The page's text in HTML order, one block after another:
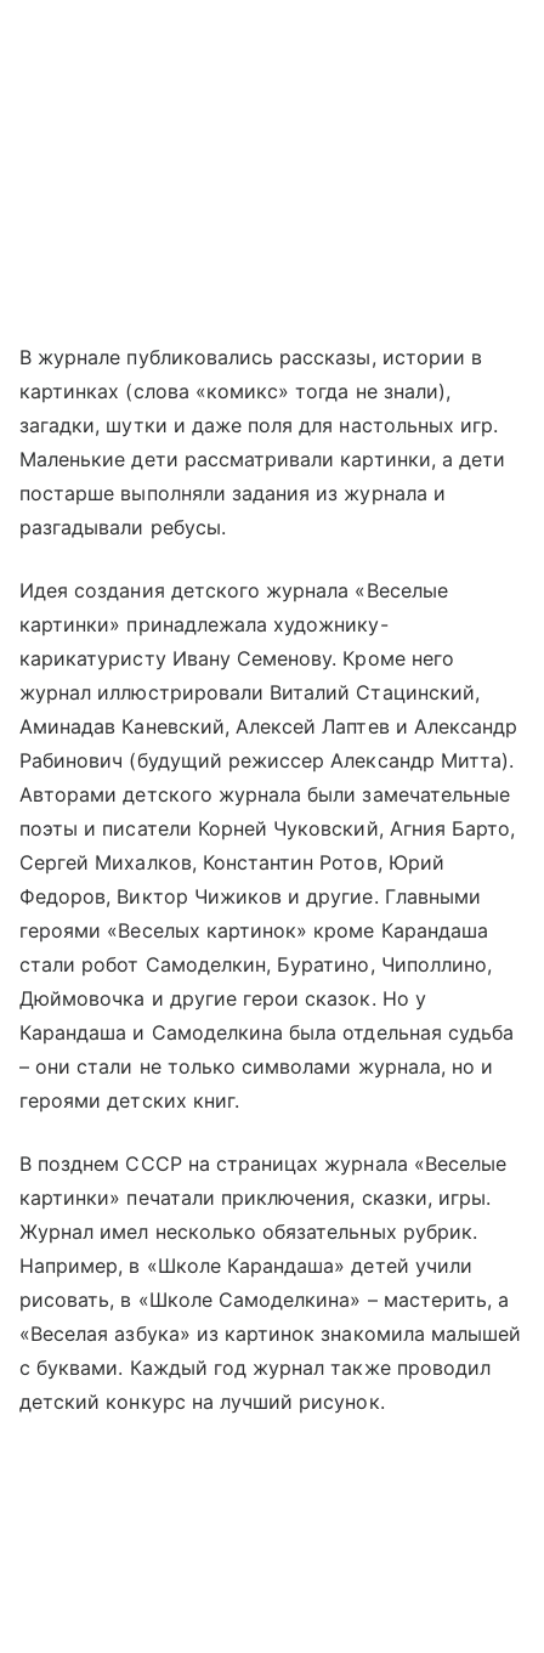
В журнале публиковались рассказы, истории в
картинках (слова «комикс» тогда не знали),
загадки, шутки и даже поля для настольных игр.
Маленькие дети рассматривали картинки, а дети
постарше выполняли задания из журнала и
разгадывали ребусы.
Идея создания детского журнала «Веселые
картинки» принадлежала художнику-
карикатуристу Ивану Семенову. Кроме него
журнал иллюстрировали Виталий Стацинский,
Аминадав Каневский, Алексей Лаптев и Александр
Рабинович (будущий режиссер Александр Митта).
Авторами детского журнала были замечательные
поэты и писатели Корней Чуковский, Агния Барто,
Сергей Михалков, Константин Ротов, Юрий
Федоров, Виктор Чижиков и другие. Главными
героями «Веселых картинок» кроме Карандаша
стали робот Самоделкин, Буратино, Чиполлино,
Дюймовочка и другие герои сказок. Но у
Карандаша и Самоделкина была отдельная судьба
– они стали не только символами журнала, но и
героями детских книг.
В позднем СССР на страницах журнала «Веселые
картинки» печатали приключения, сказки, игры.
Журнал имел несколько обязательных рубрик.
Например, в «Школе Карандаша» детей учили
рисовать, в «Школе Самоделкина» – мастерить, а
«Веселая азбука» из картинок знакомила малышей
с буквами. Каждый год журнал также проводил
детский конкурс на лучший рисунок.